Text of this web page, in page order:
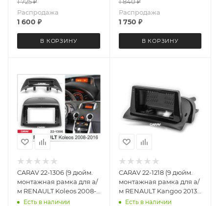
Распродажа
1 600 ₽
В КОРЗИНУ
Распродажа
1 750 ₽
В КОРЗИНУ
CARAV 22-1306 (9 дюйм.
монтажная рамка для а/
м RENAULT Koleos 2008-
2016)
Есть в наличии
CARAV 22-1218 (9 дюйм.
монтажная рамка для а/
м RENAULT Kangoo 2013+
(руль слева)
Есть в наличии